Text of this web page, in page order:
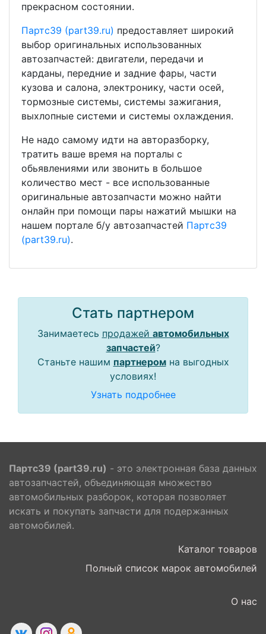
прекрасном состоянии.
Партс39 (part39.ru) предоставляет широкий
выбор оригинальных использованных
автозапчастей: двигатели, передачи и
карданы, передние и задние фары, части
кузова и салона, электронику, части осей,
тормозные системы, системы зажигания,
выхлопные системи и системы охлаждения.
Не надо самому идти на авторазборку,
тратить ваше время на порталы с
обьявлениями или звонить в большое
количество мест - все использованные
оригинальные автозапчасти можно найти
онлайн при помощи пары нажатий мышки на
нашем портале б/у автозапчастей Партс39
(part39.ru).
Стать партнером
Занимаетесь продажей автомобильных
запчастей?
Станьте нашим партнеромна выгодных
условиях!
Узнать подробнее
Партс39 (part39.ru) - это электронная база данных
автозапчастей, объединяющая множество
автомобильных разборок, которая позволяет
искать и покупать запчасти для подержанных
автомобилей.
Каталог товаров
Полный список марок автомобилей
О нас